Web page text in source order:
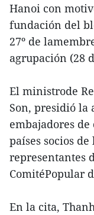
Hanoi con
fundación del
27º de
agrupación (28
El ministrode
Son, presidió la
embajadores de
países socios
representantes
ComitéPopular
En la cita,